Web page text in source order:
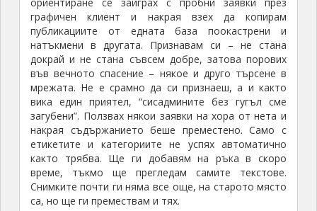
графичен клиент и накрая взех да копирам
публикациите от едната база поокастрени и
натъкмени в другата. Признавам си – не стана
докрай и не стана съвсем добре, затова порових
във вечното спасение – някое и друго търсене в
мрежата. Не е срамно да си признаеш, а и както
вика един приятел, “сисадмините без гугъл сме
загубени”. Ползвах някои заявки на хора от нета и
накрая съдържанието беше преместено. Само с
етикетите и категориите не успях автоматично
както трябва. Ще ги добавям на ръка в скоро
време, тъкмо ще прегледам самите текстове.
Снимките почти ги няма все още, на старото място
са, но ще ги премествам и тях.